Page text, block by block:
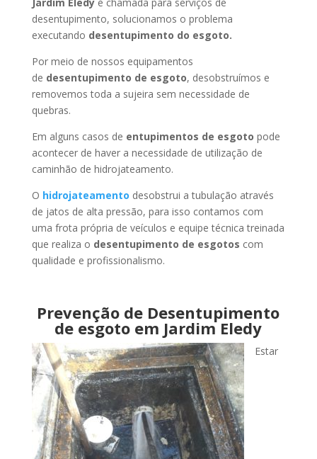
desentupimento, solucionamos o problema
executando desentupimento do esgoto.
Por meio de nossos equipamentos
de desentupimento de esgoto, desobstruímos e
removemos toda a sujeira sem necessidade de
quebras.
Em alguns casos de entupimentos de esgoto pode
acontecer de haver a necessidade de utilização de
caminhão de hidrojateamento.
O hidrojateamento desobstrui a tubulação através
de jatos de alta pressão, para isso contamos com
uma frota própria de veículos e equipe técnica treinada
que realiza o desentupimento de esgotos com
qualidade e profissionalismo.
Prevenção de Desentupimento
de esgoto em Jardim Eledy
Estar